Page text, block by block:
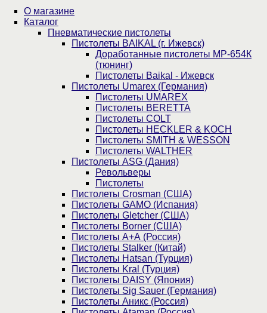
О магазине
Каталог
Пнев­ма­ти­чес­кие пистолеты
Пистолеты BAIKAL (г. Ижевск)
Доработанные пистолеты МР-654К
(тюнинг)
Пистолеты Baikal - Ижевск
Пистолеты Umarex (Германия)
Пистолеты UMAREX
Пистолеты BERETTA
Пистолеты COLT
Пистолеты HECKLER & KOCH
Пистолеты SMITH & WESSON
Пистолеты WALTHER
Пистолеты ASG (Дания)
Револьверы
Пистолеты
Пистолеты Crosman (США)
Пистолеты GAMO (Испания)
Пистолеты Gletcher (США)
Пистолеты Borner (США)
Пистолеты А+А (Россия)
Пистолеты Stalker (Китай)
Пистолеты Hatsan (Турция)
Пистолеты Kral (Турция)
Пистолеты DAISY (Япония)
Пистолеты Sig Sauer (Германия)
Пистолеты Аникс (Россия)